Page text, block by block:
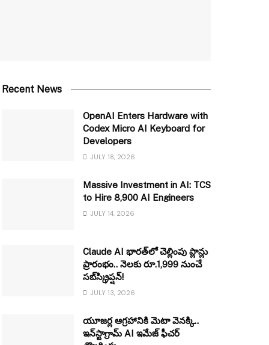
Recent News
OpenAI Enters Hardware with
Codex Micro AI Keyboard for
Developers
JULY 18, 2026
Massive Investment in AI: TCS
to Hire 8,900 AI Engineers
JULY 14, 2026
Claude AI భారత్‌లో చెల్లింపు ప్లాన్లు
ప్రారంభం.. నెలకు రూ.1,999 నుంచే
సబ్‌స్క్రిప్షన్!
JULY 13, 2026
యూజర్ల ఆగ్రహానికి మెటా వెనక్కి..
ఇన్‌స్టాగ్రామ్ AI ఇమేజ్ ఫీచర్